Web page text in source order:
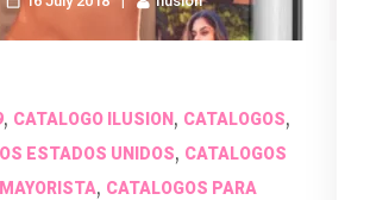
, CATALOGO ILUSION, CATALOGOS,
ESTADOS UNIDOS, CATALOGOS
, CATALOGOS PARA